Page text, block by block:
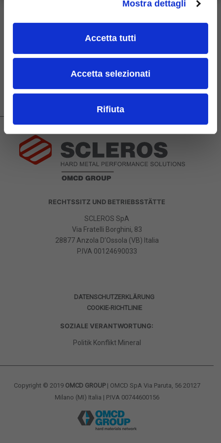
Mostra dettagli
Accetta tutti
Accetta selezionati
Rifiuta
oder einen Kostenvoranschlag zu erhalten. Wir stehen
RICHIEDI INFORMAZIONI
RECHTSSITZ UND BETRIEBSSTÄTTE
SCLEROS SpA
Via Fratelli Borghini, 83
28877 Anzola D’Ossola (VB) Italia
P.IVA 00124690033
DATENSCHUTZERKLÄRUNG
COOKIE-RICHTLINIE
SOZIALE VERANTWORTUNG:
Politik Konflikt Mineral
Copyright © 2019 OMCD GROUP | OMCD SpA Via Paruta, 56 20127
Milano (MI) Italia | P.IVA 00744600156